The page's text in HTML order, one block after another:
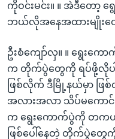
ကိုဝင်းမင်း။ ။ အဲဒီတော့
ဘယ်လိုအနေအထားမျိုးတွ
ဦးစံကျော်လှ။ ။ ရွေးက
က တိုက်ပွဲတွေကို ရပ်ဖို့လို
ဖြစ်လိုက် ဒီမြို့နယ်မှာ ဖ
အလားအလာ သိပ်မကောင်
က ရွေးကောက်ပွဲကို တက
ဖြစ်ပေါ်နေတဲ့ တိုက်ပွဲတွေ